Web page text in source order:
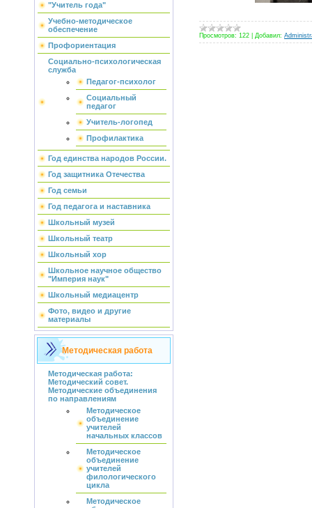
"Учитель года"
Учебно-методическое
обеспечение
Профориентация
Социально-психологическая
служба
Педагог-психолог
Социальный
педагог
Учитель-логопед
Профилактика
Год единства народов России.
Год защитника Отечества
Год семьи
Год педагога и наставника
Школьный музей
Школьный театр
Школьный хор
Школьное научное общество
"Империя наук"
Школьный медиацентр
Фото, видео и другие
материалы
Методическая работа
Методическая работа:
Методический совет.
Методические объединения
по направлениям
Методическое
объединение
учителей
начальных классов
Методическое
объединение
учителей
филологического
цикла
Методическое
Просмотров: 122 Добавил: